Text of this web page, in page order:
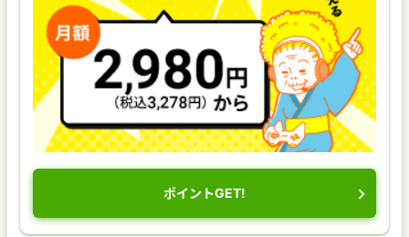
ポイントGET!